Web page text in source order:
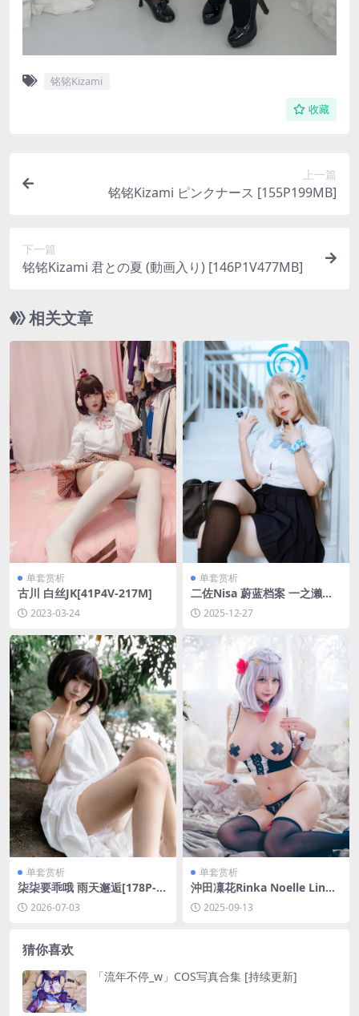
铭铭Kizami
收藏
上一篇
铭铭Kizami ピンクナース [155P199MB]
下一篇
铭铭Kizami 君との夏 (動画入り) [146P1V477MB]
相关文章
单套赏析
古川 白丝JK[41P4V-217M]
2023-03-24
单套赏析
二佐Nisa 蔚蓝档案 一之濑明
日奈 JK制服[23P-265M]
2025-12-27
单套赏析
柒柒要乖哦 雨天邂逅[178P-1
V-2.26G]
2026-07-03
单套赏析
沖田凜花Rinka Noelle Linge
rie[29P-290MB]
2025-09-13
猜你喜欢
「流年不停_w」COS写真合集 [持续更新]